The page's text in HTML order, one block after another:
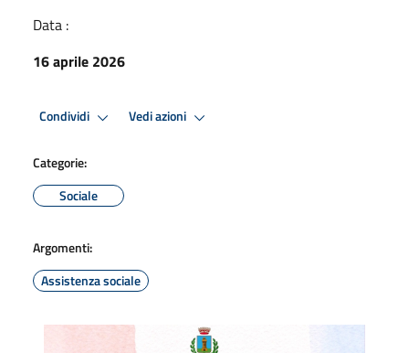
Data :
16 aprile 2026
Condividi Vedi azioni
Categorie:
Sociale
Argomenti:
Assistenza sociale